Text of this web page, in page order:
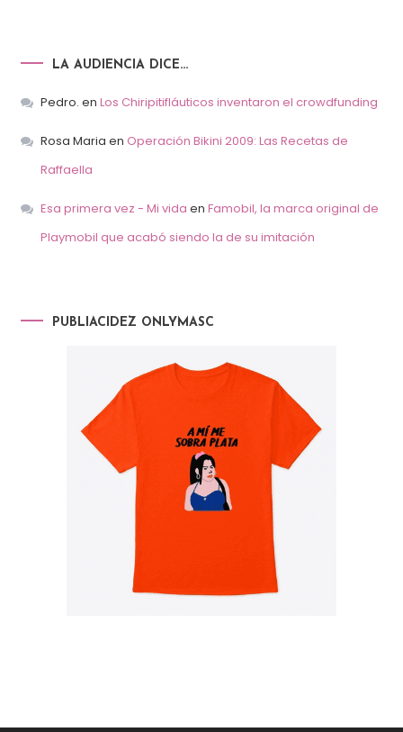
LA AUDIENCIA DICE…
Pedro. en Los Chiripitifláuticos inventaron el crowdfunding
Rosa Maria en Operación Bikini 2009: Las Recetas de
Raffaella
Esa primera vez - Mi vida en Famobil, la marca original de
Playmobil que acabó siendo la de su imitación
PUBLIACIDEZ ONLYMASC